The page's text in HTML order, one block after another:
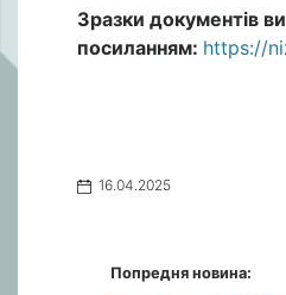
Зразки документів
посиланням: https://
16.04.2025
Попредня новина: